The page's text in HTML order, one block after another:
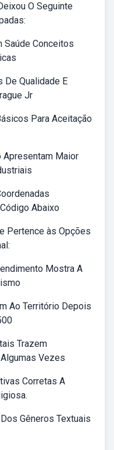
O Seguinte
Saúde Conceitos
De Qualidade E
Jr
Para Aceitação
Apresentam Maior
Abaixo
Pertence às Opções
Mostra A
Ao Território Depois
Trazem
Vezes
Corretas A
Gêneros Textuais